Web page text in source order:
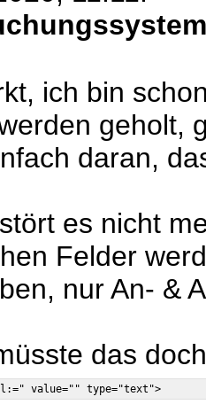
ich bin
geholt,
daran,
es nicht
Felder
nur An- &
das